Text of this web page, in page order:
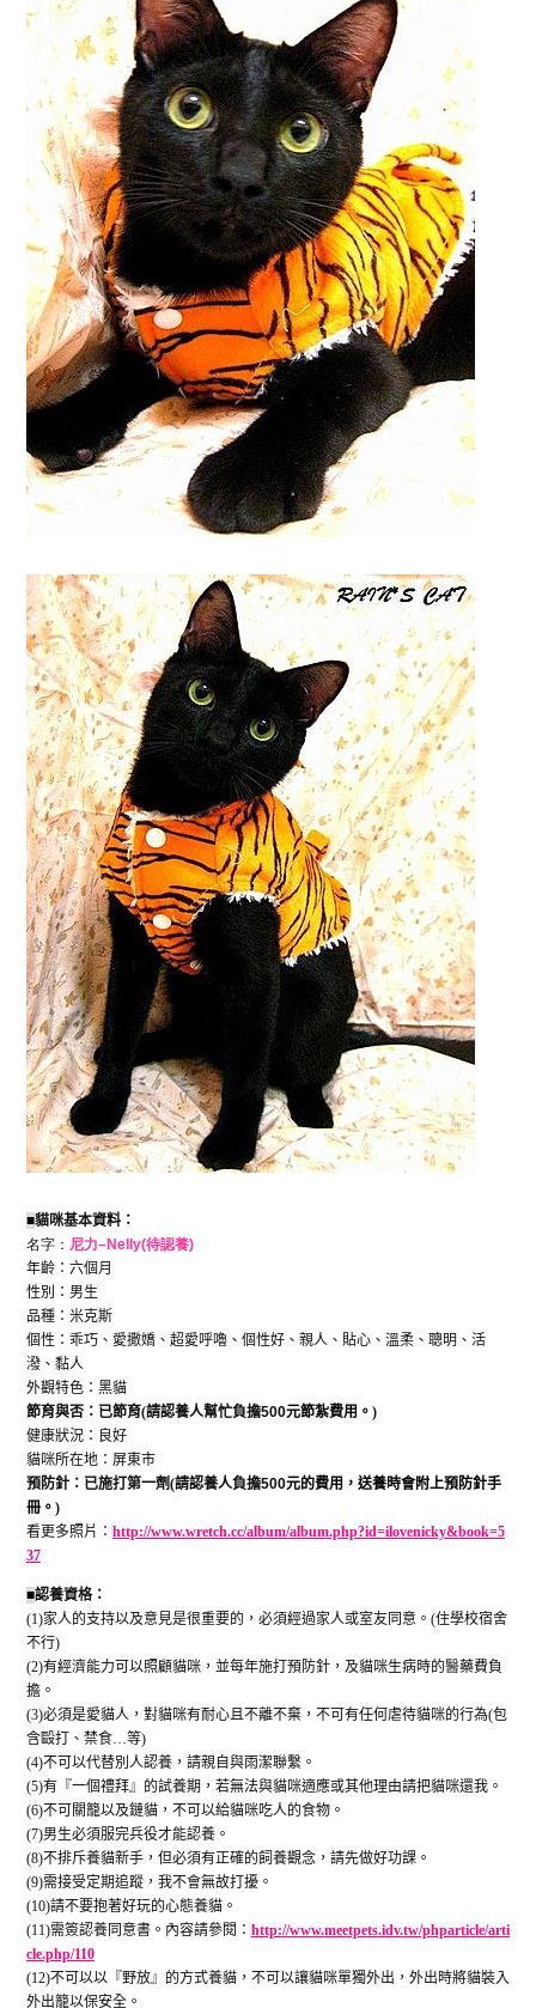
■貓咪基本資料：
名字： 尼力–Nelly(待認養)
年齡：六個月
性別：男生
品種：米克斯
個性：乖巧、愛撒嬌、超愛呼嚕、個性好、親人、貼心、溫柔、聰明、活
潑、黏人
外觀特色：黑貓
節育與否：已節育(請認養人幫忙負擔500元節紮費用。 )
健康狀況：良好
貓咪所在地：屏東市
預防針：已施打第一劑(請認養人負擔500元的費用，送養時會附上預防針手
冊。 )
看更多照片： http://www.wretch.cc/album/album.php?id=ilovenicky&book=5
37
■認養資格：
(1)家人的支持以及意見是很重要的，必須經過家人或室友同意。 (住學校宿舍
不行)
(2)有經濟能力可以照顧貓咪，並每年施打預防針，及貓咪生病時的醫藥費負
擔。
(3)必須是愛貓人，對貓咪有耐心且不離不棄，不可有任何虐待貓咪的行為(包
含毆打、禁食…等)
(4)不可以代替別人認養，請親自與雨潔聯繫。
(5)有『一個禮拜』的試養期，若無法與貓咪適應或其他理由請把貓咪還我。
(6)不可關籠以及鏈貓，不可以給貓咪吃人的食物。
(7)男生必須服完兵役才能認養。
(8)不排斥養貓新手，但必須有正確的飼養觀念，請先做好功課。
(9)需接受定期追蹤，我不會無故打擾。
(10)請不要抱著好玩的心態養貓。
(11)需簽認養同意書。內容請參閱： http://www.meetpets.idv.tw/phparticle/arti
cle.php/110
(12)不可以以『野放』的方式養貓，不可以讓貓咪單獨外出，外出時將貓裝入
外出籠以保安全。